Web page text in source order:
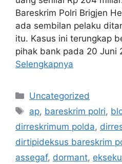
Bareskrim Polri Brigjen
ada sembilan pelaku
itu. Kasus ini terungkap
pihak bank pada 20 Juni
Selengkapnya
Kategori
Uncategorized
Tag
ap, bareskrim polri,
dirreskrimum polda,
dirtipideksus bareskrim
assegaf, dormant,